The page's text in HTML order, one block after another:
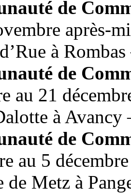
de
après-
à
de
au 21
à Avancy
de
au 5
de Metz à